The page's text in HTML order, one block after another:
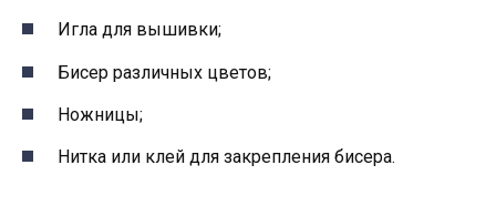
Игла для вышивки;
Бисер различных цветов;
Ножницы;
Нитка или клей для закрепления бисера.